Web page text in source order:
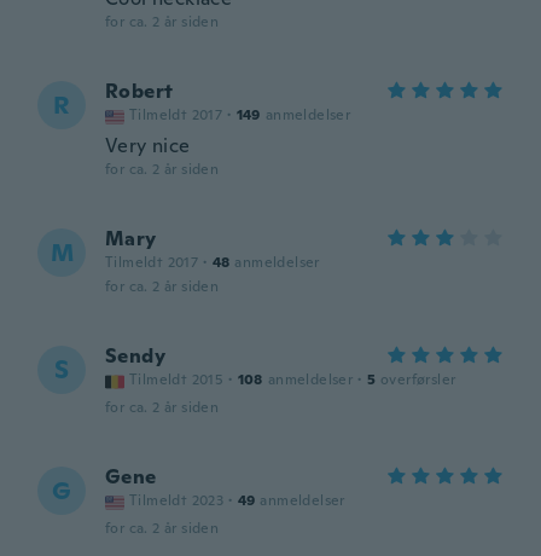
for ca. 2 år siden
R Robert
Tilmeldt 2017 · 149 anmeldelser
Very nice
for ca. 2 år siden
M Mary
Tilmeldt 2017 · 48 anmeldelser
for ca. 2 år siden
S Sendy
Tilmeldt 2015 · 108 anmeldelser · 5 overførsler
for ca. 2 år siden
G Gene
Tilmeldt 2023 · 49 anmeldelser
for ca. 2 år siden